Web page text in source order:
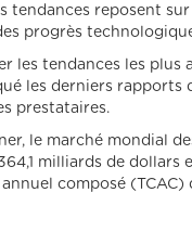
tendances reposent
progrès
les tendances les
les derniers rapports
prestataires.
le marché mondial
milliards de dollars
composé (TCAC)